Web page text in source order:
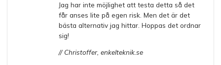
Jag har inte möjlighet att testa detta så det
får anses lite på egen risk. Men det är det
bästa alternativ jag hittar. Hoppas det ordnar
sig!
// Christoffer, enkelteknik.se